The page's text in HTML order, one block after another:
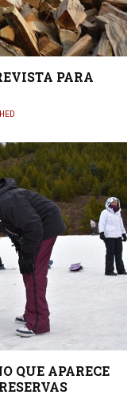
PARA
QUE APARECE